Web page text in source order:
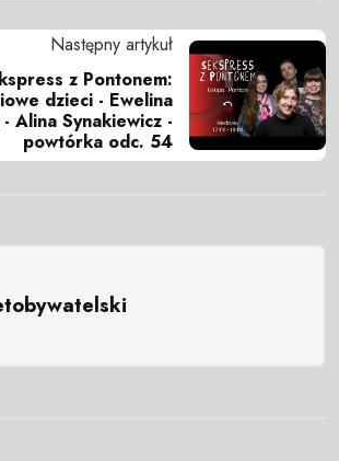
Następny artykuł
z Pontonem:
dzieci - Ewelina
Alina Synakiewicz -
powtórka odc. 54